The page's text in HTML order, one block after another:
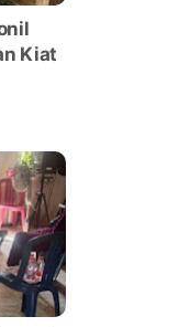
Kiat